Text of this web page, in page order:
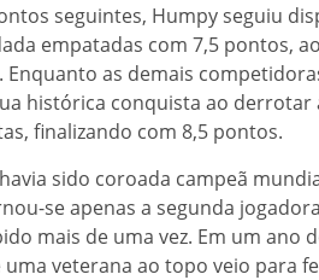
seguintes, Humpy seguiu
empatadas com 7,5 pontos,
Enquanto as demais
histórica conquista ao derrotar
finalizando com 8,5 pontos.
sido coroada campeã
se apenas a segunda
mais de uma vez. Em um
veterana ao topo veio para